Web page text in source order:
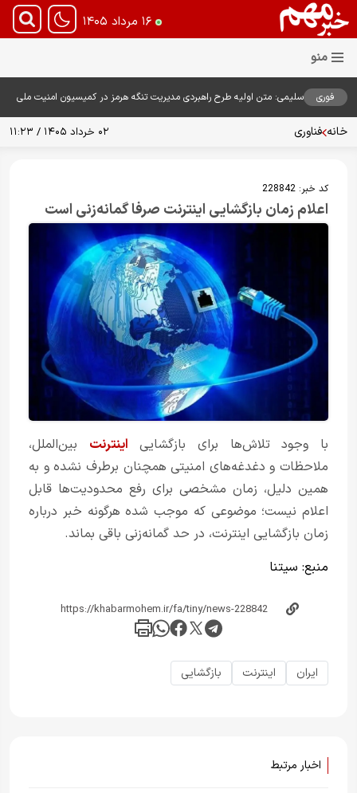
۱۶ مرداد ۱۴۰۵
فوری
سلیمی: متن اولیه طرح راهبردی مدیریت تنگه هرمز در کمیسیون امنیت ملی
خانه فناوری ۰۲ خرداد ۱۴۰۵ / ۱۱:۲۳
کد خبر: 228842
اعلام زمان بازگشایی اینترنت صرفا گمانه‌زنی است
با وجود تلاش‌ها برای بازگشایی اینترنت بین‌الملل،
ملاحظات و دغدغه‌های امنیتی همچنان برطرف نشده و به
همین دلیل، زمان مشخصی برای رفع محدودیت‌ها قابل
اعلام نیست؛ موضوعی که موجب شده هرگونه خبر درباره
زمان بازگشایی اینترنت، در حد گمانه‌زنی باقی بماند.
منبع: سیتنا
ایران اینترنت بازگشایی
اخبار مرتبط